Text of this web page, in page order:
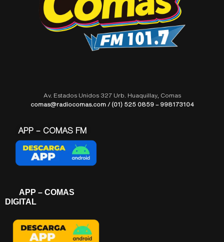
Av. Estados Unidos 327 Urb. Huaquillay, Comas
comas@radiocomas.com / (01) 525 0859 – 998173104
APP – COMAS FM
APP – COMAS
DIGITAL